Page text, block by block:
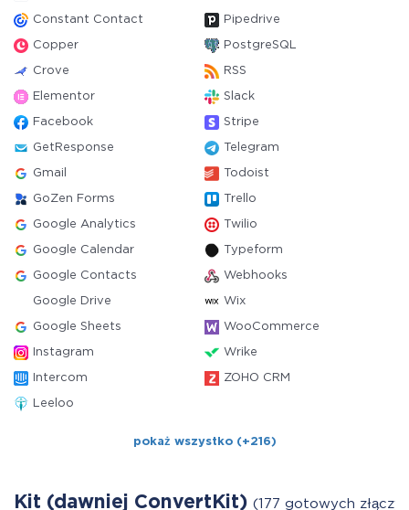
Constant Contact Pipedrive
Copper PostgreSQL
Crove RSS
Elementor Slack
Facebook Stripe
GetResponse Telegram
Gmail Todoist
GoZen Forms Trello
Google Analytics Twilio
Google Calendar Typeform
Google Contacts Webhooks
Google Drive Wix
Google Sheets WooCommerce
Instagram Wrike
Intercom ZOHO CRM
Leeloo
pokaż wszystko (+216)
Kit (dawniej ConvertKit) (177 gotowych złączy)